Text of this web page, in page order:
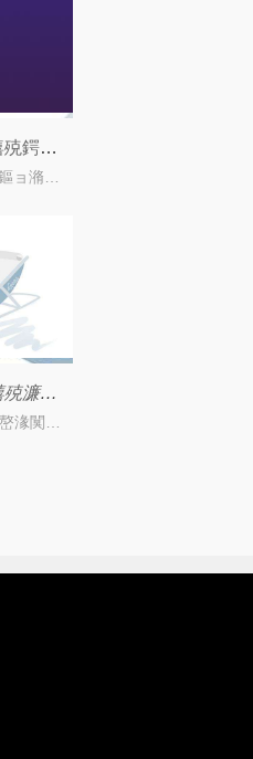
娴呰皥浜岀淮鐮佽拷婧郴缁熺殑鍔熻兘浣滅敤
瀵逛簬浜岀淮鐮佽拷婧郴缁熺殑濂藉浣犻兘鐭ラ亾鍚楋紵